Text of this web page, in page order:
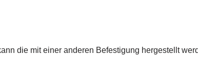
die mit einer anderen Befestigung hergestellt